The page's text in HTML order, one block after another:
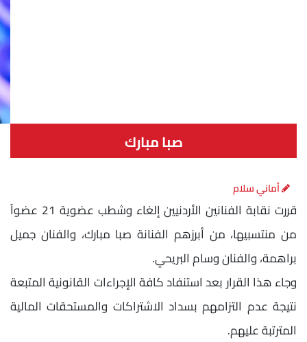
صبا مبارك
أماني سلام
قررت نقابة الفنانين الأردنيين إلغاء وشطب عضوية 21 عضواً
من منتسبيها، من أبرزهم الفنانة صبا مبارك، والفنان جميل
براهمة، والفنان وسام البريحي.
وجاء هذا القرار بعد استنفاد كافة الإجراءات القانونية المتبعة
نتيجة عدم التزامهم بسداد الاشتراكات والمستحقات المالية
المترتبة عليهم.